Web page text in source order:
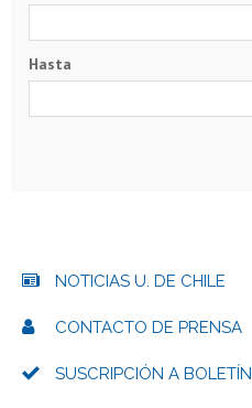
Hasta
NOTICIAS U. DE CHILE
CONTACTO DE PRENSA
SUSCRIPCIÓN A BOLETÍN